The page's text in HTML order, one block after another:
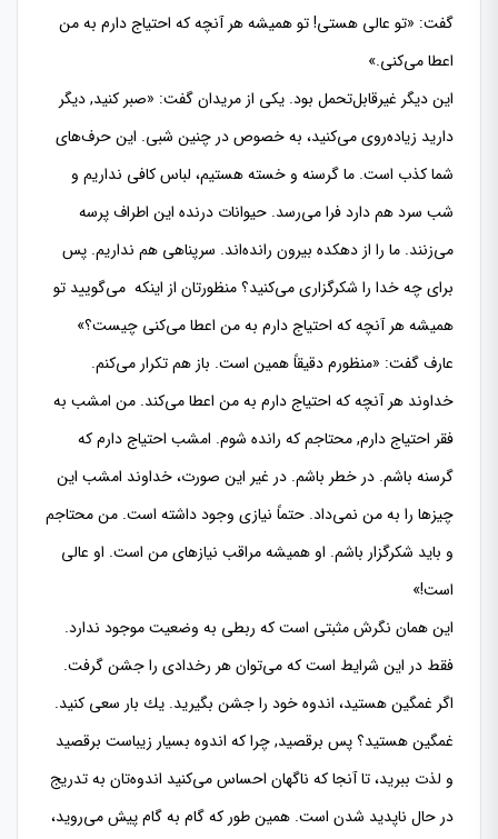
گفت: «تو عالی هستی! تو همیشه هر آنچه كه احتیاج دارم به من
اعطا می‌كنی.»
این دیگر غیر‌قابل‌تحمل بود. یكی از مریدان گفت: «صبر كنید, دیگر
دارید زیاده‌روی می‌كنید، به خصوص در چنین شبی. این حرف‌های
شما كذب است. ما گرسنه و خسته هستیم، لباس كافی نداریم و
شب سرد هم دارد فرا می‌رسد. حیوانات درنده این اطراف پرسه
می‌زنند. ما را از دهكده بیرون رانده‌اند. سرپناهی هم نداریم. پس
برای چه خدا را شكر‌گزاری می‌كنید؟ منظورتان از اینكه می‌گویید تو
همیشه هر آنچه كه احتیاج دارم به من اعطا می‌كنی چیست؟»
عارف گفت: «منظورم دقیقاً همین است. باز هم تكرار می‌كنم.
خداوند هر آنچه كه احتیاج دارم به من اعطا می‌كند. من امشب به
فقر احتیاج دارم, محتاجم كه رانده شوم. امشب احتیاج دارم كه
گرسنه باشم. در خطر باشم. در غیر این صورت، خداوند امشب این
چیزها را به من نمی‌داد. حتماً نیازی وجود داشته است. من محتاجم
و باید شكرگزار باشم. او همیشه مراقب نیازهای من است. او عالی
است!»
این همان نگرش مثبتی است كه ربطی به وضعیت موجود ندارد.
فقط در این شرایط است كه می‌توان هر رخدادی را جشن گرفت.
اگر غمگین هستید، اندوه خود را جشن بگیرید. یك بار سعی كنید.
غمگین هستید؟ پس برقصید, چرا كه اندوه بسیار زیباست برقصید
و لذت ببرید، تا آنجا كه ناگهان احساس می‌كنید اندوه‌تان به تدریج
در حال ناپدید ‌شدن است. همین‌ طور كه گام به گام پیش می‌روید،